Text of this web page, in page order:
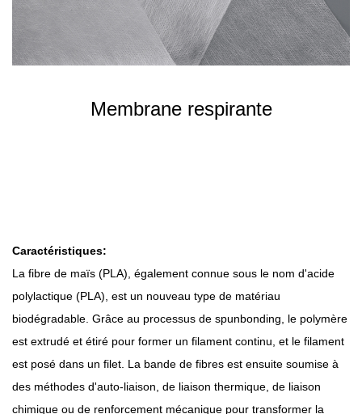
Membrane respirante
Caractéristiques:
La fibre de maïs (PLA), également connue sous le nom d'acide
polylactique (PLA), est un nouveau type de matériau
biodégradable. Grâce au processus de spunbonding, le polymère
est extrudé et étiré pour former un filament continu, et le filament
est posé dans un filet. La bande de fibres est ensuite soumise à
des méthodes d'auto-liaison, de liaison thermique, de liaison
chimique ou de renforcement mécanique pour transformer la